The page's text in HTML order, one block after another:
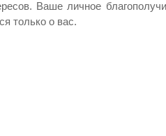
Ваше личное
только о вас.